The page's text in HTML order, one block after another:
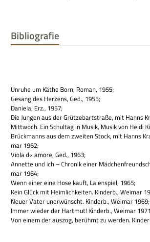
Bibliografie
Unruhe um Käthe Born, Roman, 1955;
Gesang des Her­zens, Ged., 1955;
Daniela, Erz., 1957;
Die Jun­gen aus der Grüt­ze­bart­straße, mit Hanns
Mitt­woch. Ein Schul­tag in Musik, Musik von Heidi
Brück­manns aus dem zwei­ten Stock, mit Hanns
mar 1962;
Viola d« amore, Ged., 1963;
Annette und ich – Chro­nik einer
mar 1964;
Wenn einer eine Hose kauft, Lai­en­spiel, 1965;
Kein Glück mit Heim­lich­kei­ten. Kin­derb., Wei­mar
Neuer Vater uner­wünscht. Kin­derb., Wei­mar 1969;
Immer wie­der der Hart­mut! Kin­derb., Wei­mar
Von einem der aus­zog, berühmt zu wer­den.